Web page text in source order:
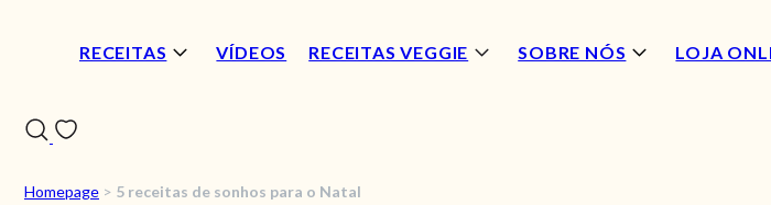
RECEITAS VÍDEOS RECEITAS VEGGIE SOBRE NÓS LOJA
Homepage > 5 receitas de sonhos para o Natal